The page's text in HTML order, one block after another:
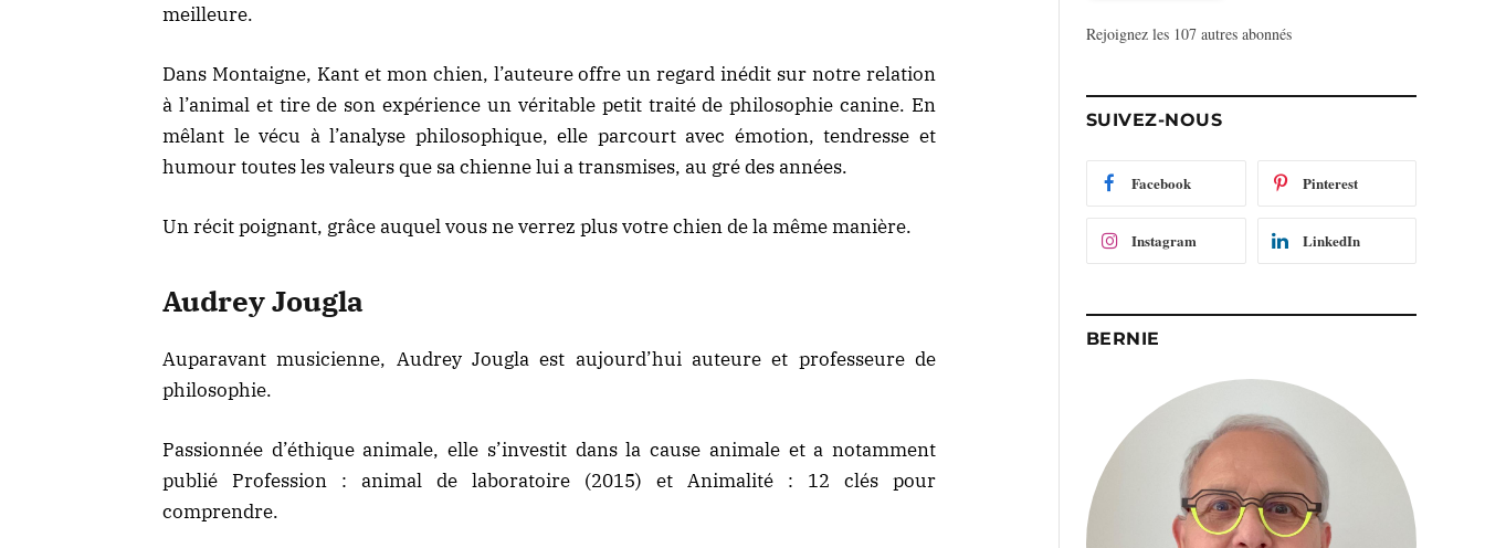
meilleure.
Dans Montaigne, Kant et mon chien, l’auteure offre un regard inédit sur notre relation
à l’animal et tire de son expérience un véritable petit traité de philosophie canine. En
mêlant le vécu à l’analyse philosophique, elle parcourt avec émotion, tendresse et
humour toutes les valeurs que sa chienne lui a transmises, au gré des années.
Un récit poignant, grâce auquel vous ne verrez plus votre chien de la même manière.
Audrey Jougla
Auparavant musicienne, Audrey Jougla est aujourd’hui auteure et professeure de
philosophie.
Passionnée d’éthique animale, elle s’investit dans la cause animale et a notamment
publié Profession : animal de laboratoire (2015) et Animalité : 12 clés pour
comprendre.
e
m
a
Rejoignez les 107 autres abonnés
SUIVEZ-NOUS
Facebook Pinterest
Instagram LinkedIn
BERNIE